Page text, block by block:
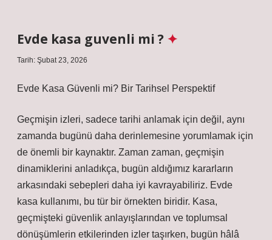
Evde kasa guvenli mi ?
Tarih: Şubat 23, 2026
Evde Kasa Güvenli mi? Bir Tarihsel Perspektif
Geçmişin izleri, sadece tarihi anlamak için değil, aynı
zamanda bugünü daha derinlemesine yorumlamak için
de önemli bir kaynaktır. Zaman zaman, geçmişin
dinamiklerini anladıkça, bugün aldığımız kararların
arkasındaki sebepleri daha iyi kavrayabiliriz. Evde
kasa kullanımı, bu tür bir örnekten biridir. Kasa,
geçmişteki güvenlik anlayışlarından ve toplumsal
dönüşümlerin etkilerinden izler taşırken, bugün hâlâ